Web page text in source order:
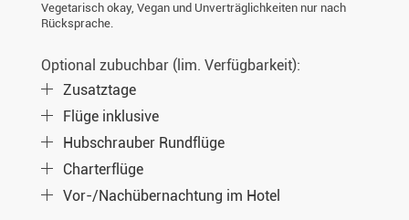
Vegetarisch okay, Vegan und Unverträglichkeiten nur nach
Rücksprache.
Optional zubuchbar (lim. Verfügbarkeit):
Zusatztage
Flüge inklusive
Hubschrauber Rundflüge
Charterflüge
Vor-/Nachübernachtung im Hotel